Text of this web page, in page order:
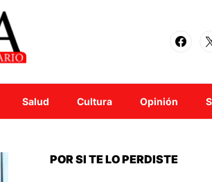
Salud Cultura Opinión
POR SI TE LO PERDISTE